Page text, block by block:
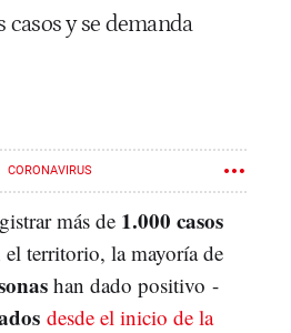
y se demanda
CORONAVIRUS
más de 1.000 casos
territorio, la mayoría de
han dado positivo -
desde el inicio de la